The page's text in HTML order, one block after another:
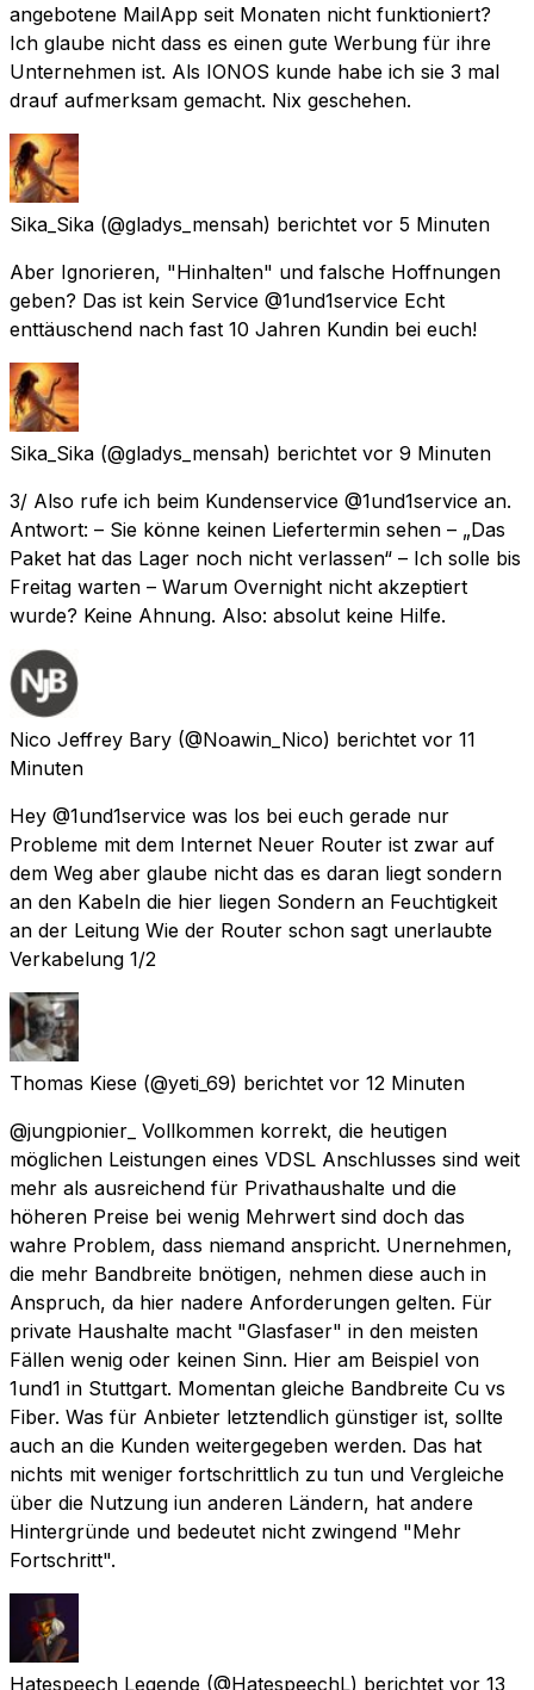
angebotene MailApp seit Monaten nicht funktioniert?
Ich glaube nicht dass es einen gute Werbung für ihre
Unternehmen ist. Als IONOS kunde habe ich sie 3 mal
drauf aufmerksam gemacht. Nix geschehen.
Sika_Sika (@gladys_mensah) berichtet vor 5 Minuten
Aber Ignorieren, "Hinhalten" und falsche Hoffnungen
geben? Das ist kein Service @1und1service Echt
enttäuschend nach fast 10 Jahren Kundin bei euch!
Sika_Sika (@gladys_mensah) berichtet vor 9 Minuten
3/ Also rufe ich beim Kundenservice @1und1service an.
Antwort: – Sie könne keinen Liefertermin sehen – „Das
Paket hat das Lager noch nicht verlassen“ – Ich solle bis
Freitag warten – Warum Overnight nicht akzeptiert
wurde? Keine Ahnung. Also: absolut keine Hilfe.
Nico Jeffrey Bary (@Noawin_Nico) berichtet vor 11
Minuten
Hey @1und1service was los bei euch gerade nur
Probleme mit dem Internet Neuer Router ist zwar auf
dem Weg aber glaube nicht das es daran liegt sondern
an den Kabeln die hier liegen Sondern an Feuchtigkeit
an der Leitung Wie der Router schon sagt unerlaubte
Verkabelung 1/2
Thomas Kiese (@yeti_69) berichtet vor 12 Minuten
@jungpionier_ Vollkommen korrekt, die heutigen
möglichen Leistungen eines VDSL Anschlusses sind weit
mehr als ausreichend für Privathaushalte und die
höheren Preise bei wenig Mehrwert sind doch das
wahre Problem, dass niemand anspricht. Unernehmen,
die mehr Bandbreite bnötigen, nehmen diese auch in
Anspruch, da hier nadere Anforderungen gelten. Für
private Haushalte macht "Glasfaser" in den meisten
Fällen wenig oder keinen Sinn. Hier am Beispiel von
1und1 in Stuttgart. Momentan gleiche Bandbreite Cu vs
Fiber. Was für Anbieter letztendlich günstiger ist, sollte
auch an die Kunden weitergegeben werden. Das hat
nichts mit weniger fortschrittlich zu tun und Vergleiche
über die Nutzung iun anderen Ländern, hat andere
Hintergründe und bedeutet nicht zwingend "Mehr
Fortschritt".
Hatespeech Legende (@HatespeechL) berichtet vor 13